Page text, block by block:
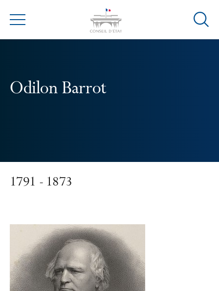
Menu
Ouvrir
Odilon Barrot
1791 - 1873